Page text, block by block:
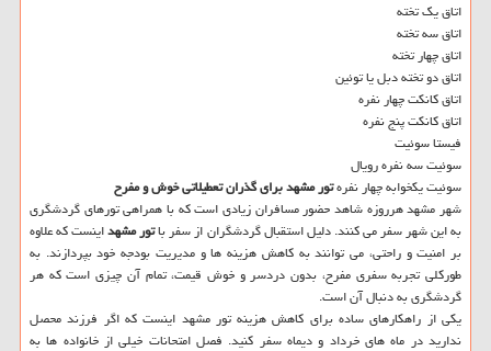
اتاق یک تخته
اتاق سه تخته
اتاق چهار تخته
اتاق دو تخته دبل یا توئین
اتاق کانکت چهار نفره
اتاق کانکت پنج نفره
فیستا سوئیت
سوئیت سه نفره رویال
سوئیت یکخوابه چهار نفرهتور مشهد برای گذران تعطیلاتی خوش و مفرح
شهر مشهد هرروزه شاهد حضور مسافران زیادی است که با همراهی تورهای گردشگری
به این شهر سفر می کنند. دلیل استقبال گردشگران از سفر باتور مشهداینست که علاوه
بر امنیت و راحتی، می توانند به کاهش هزینه ها و مدیریت بودجه خود بپردازند. به
طورکلی تجربه سفری مفرح، بدون دردسر و خوش قیمت، تمام آن چیزی است که هر
گردشگری به دنبال آن است.
یکی از راهکارهای ساده برای کاهش هزینه تور مشهد اینست که اگر فرزند محصل
ندارید در ماه های خرداد و دیماه سفر کنید. فصل امتحانات خیلی از خانواده ها به